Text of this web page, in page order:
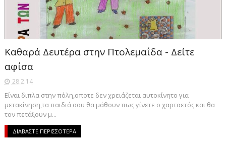
Καθαρά Δευτέρα στην Πτολεμαΐδα - Δείτε
αφίσα
28.2.14
Είναι διπλα στην πόλη,οποτε δεν χρειάζεται αυτοκίνητο για
μετακίνηση,τα παιδιά σου θα μάθουν πως γίνετε ο χαρταετός και θα
τον πετάξουν μ...
ΔΙΑΒΑΣΤΕ ΠΕΡΙΣΣΟΤΕΡΑ